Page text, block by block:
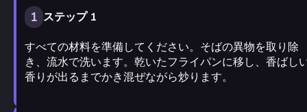
1 ステップ 1
すべての材料を準備してください。そばの異物を取り除
き、流水で洗います。乾いたフライパンに移し、香ばし
香りが出るまでかき混ぜながら炒ります。